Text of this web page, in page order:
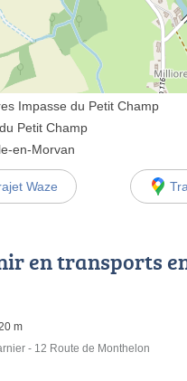
Impasse du Petit Champ
Petit Champ
en-Morvan
Waze
en transports
m
- 12 Route de Monthelon